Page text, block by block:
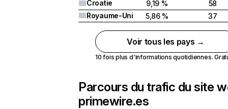
Croatie 9,19 %
58
Royaume-Uni
5,86 % 37
Voir tous les pays →
10 fois plus d'informations quotidiennes.
Parcours du trafic du site
primewire.es